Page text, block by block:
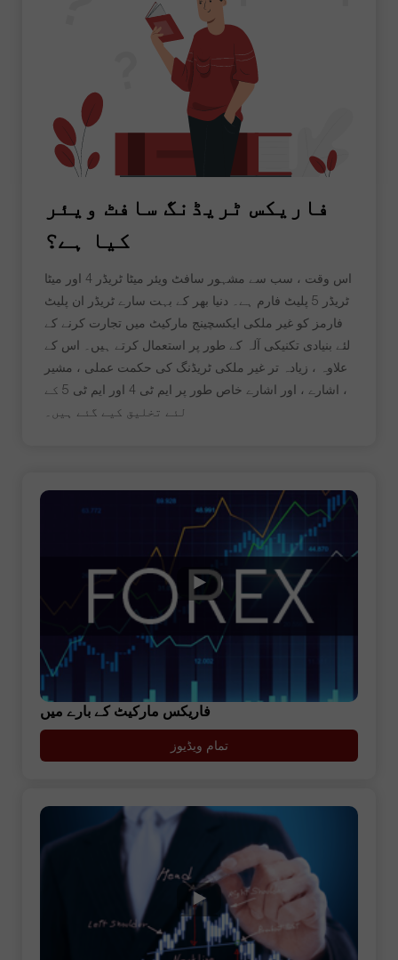
فاریکس ٹریڈنگ سافٹ ویئر
کیا ہے؟
اس وقت ، سب سے مشہور سافٹ ویئر میٹا ٹریڈر 4 اور میٹا
ٹریڈر 5 پلیٹ فارم ہے۔ دنیا بھر کے بہت سارے ٹریڈر ان پلیٹ
فارمز کو غیر ملکی ایکسچینج مارکیٹ میں تجارت کرنے کے
لئے بنیادی تکنیکی آلہ کے طور پر استعمال کرتے ہیں۔ اس کے
علاوہ ، زیادہ تر غیر ملکی ٹریڈنگ کی حکمت عملی ، مشیر
، اشارے ، اور اشارے خاص طور پر ایم ٹی 4 اور ایم ٹی 5 کے
لئے تخلیق کیے گئے ہیں۔
فاریکس مارکیٹ کے بارے میں
تمام ویڈیوز